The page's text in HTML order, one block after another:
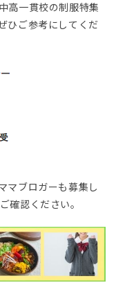
高一貫校の制服特集
ひご参考にしてくだ
マブロガーも募集し
確認ください。